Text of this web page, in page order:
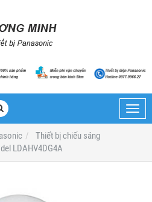
Thiết bị chiếu sáng
LDAHV4DG4A